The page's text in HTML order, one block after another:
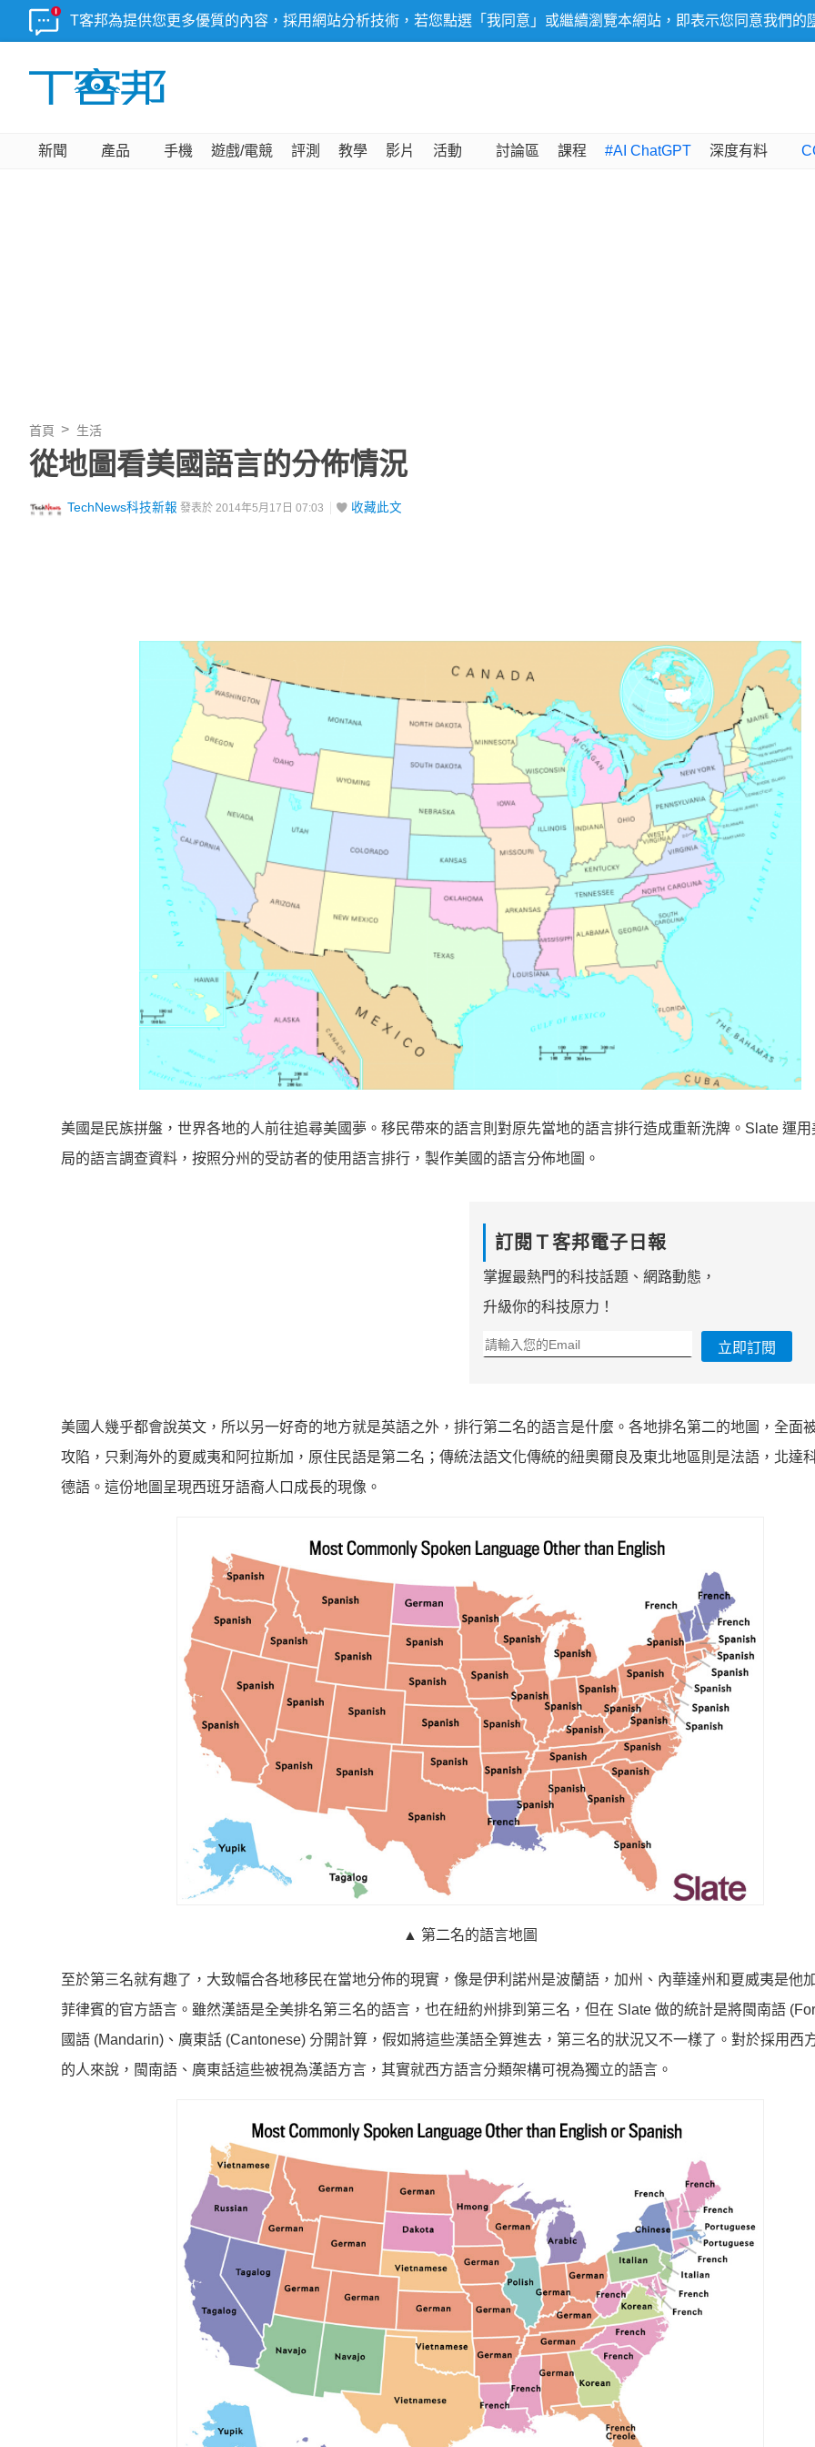
T客邦為提供您更多優質的內容，採用網站分析技術，若您點選「我同意」或繼續瀏覽本網站，即表示您同意我們的
新聞 產品 手機 遊戲/電競 評測 教學 影片 活動 討論區 課程 #AI ChatGPT 深度有料
首頁 生活
從地圖看美國語言的分佈情況
TechNews科技新報 發表於 2014年5月17日 07:03 收藏此文
美國是民族拼盤，世界各地的人前往追尋美國夢。移民帶來的語言則對原先當地的語言排行造成重新洗牌。Slate 運
局的語言調查資料，按照分州的受訪者的使用語言排行，製作美國的語言分佈地圖。
訂閱Ｔ客邦電子日報
掌握最熱門的科技話題、網路動態，
升級你的科技原力！
立即訂閱
美國人幾乎都會說英文，所以另一好奇的地方就是英語之外，排行第二名的語言是什麼。各地排名第二的地圖，全面
攻陷，只剩海外的夏威夷和阿拉斯加，原住民語是第二名；傳統法語文化傳統的紐奧爾良及東北地區則是法語，北達
德語。這份地圖呈現西班牙語裔人口成長的現像。
▲ 第二名的語言地圖
至於第三名就有趣了，大致幅合各地移民在當地分佈的現實，像是伊利諾州是波蘭語，加州、內華達州和夏威夷是他
菲律賓的官方語言。雖然漢語是全美排名第三名的語言，也在紐約州排到第三名，但在 Slate 做的統計是將閩南語
國語 (Mandarin)、廣東話 (Cantonese) 分開計算，假如將這些漢語全算進去，第三名的狀況又不一樣了。對於採用西
的人來說，閩南語、廣東話這些被視為漢語方言，其實就西方語言分類架構可視為獨立的語言。